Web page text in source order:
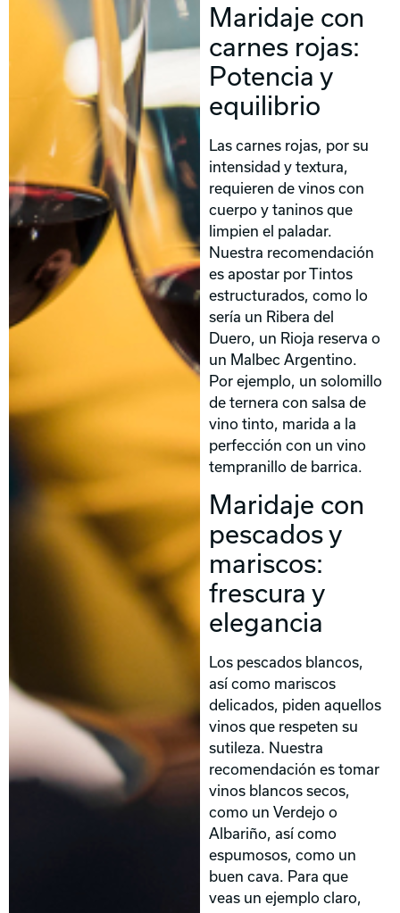
Maridaje con
carnes rojas:
Potencia y
equilibrio
Las carnes rojas, por su
intensidad y textura,
requieren de vinos con
cuerpo y taninos que
limpien el paladar.
Nuestra recomendación
es apostar por Tintos
estructurados, como lo
sería un Ribera del
Duero, un Rioja reserva o
un Malbec Argentino.
Por ejemplo, un solomillo
de ternera con salsa de
vino tinto, marida a la
perfección con un vino
tempranillo de barrica.
Maridaje con
pescados y
mariscos:
frescura y
elegancia
Los pescados blancos,
así como mariscos
delicados, piden aquellos
vinos que respeten su
sutileza. Nuestra
recomendación es tomar
vinos blancos secos,
como un Verdejo o
Albariño, así como
espumosos, como un
buen cava. Para que
veas un ejemplo claro,